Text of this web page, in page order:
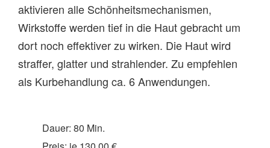
aktivieren alle Schönheitsmechanismen,
Wirkstoffe werden tief in die Haut gebracht um
dort noch effektiver zu wirken. Die Haut wird
straffer, glatter und strahlender. Zu empfehlen
als Kurbehandlung ca. 6 Anwendungen.
Dauer: 80 Min.